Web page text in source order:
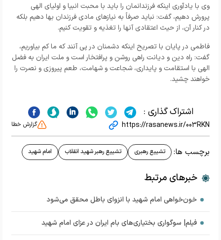
وی با یادآوری اینکه فرزندانمان را باید با محبت انبیا و اولیای الهی
پرورش دهیم، گفت: نباید صرفاً به نیازهای مادی فرزندان بها دهیم بلکه
در کنار آن، از حیث اعتقادی آنها را تغذیه و تقویت کنیم.
فاطمی در پایان با تصریح اینکه دشمنان در پی آنند که ما کم بیاوریم،
گفت: راه دین و دیانت راهی روشن و پرافتخار است و ملت ایران به فضل
الهی با استقامت و پایداری، شجاعت و شهامت، طعم پیروزی و نصرت را
خواهند چشید.
اشتراک گذاری :
https://rasanews.ir/003RKN گزارش خطا
برچسب ها: تشییع رهبری تشییع رهبر شهید انقلاب امام شهید
خبرهای مرتبط
خون‌خواهی امام شهید با انزوای باطل محقق می‌شود
فیلم| سوگواری بختیاری‌های بام ایران در عزای امام شهید